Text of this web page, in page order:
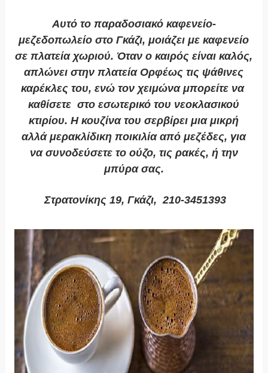
Αυτό το παραδοσιακό καφενείο-
μεζεδοπωλείο στο Γκάζι, μοιάζει με καφενείο
σε πλατεία χωριού. Όταν ο καιρός είναι καλός,
απλώνει στην πλατεία Ορφέως τις ψάθινες
καρέκλες του, ενώ τον χειμώνα μπορείτε να
καθίσετε στο εσωτερικό του νεοκλασικού
κτιρίου. Η κουζίνα του σερβίρει μια μικρή
αλλά μερακλίδικη ποικιλία από μεζέδες, για
να συνοδεύσετε το ούζο, τις ρακές, ή την
μπύρα σας.
Στρατονίκης 19, Γκάζι, 210-3451393